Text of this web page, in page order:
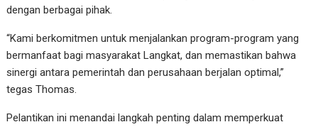
dengan berbagai pihak.
“Kami berkomitmen untuk menjalankan program-program yang
bermanfaat bagi masyarakat Langkat, dan memastikan bahwa
sinergi antara pemerintah dan perusahaan berjalan optimal,”
tegas Thomas.
Pelantikan ini menandai langkah penting dalam memperkuat